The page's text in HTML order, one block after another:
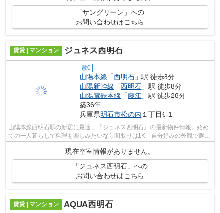
「サングリーン」への
お問い合わせはこちら
賃貸 | マンション ジュネス西明石
敷0
山陽本線 「西明石 」駅 徒歩8分
山陽新幹線 「西明石 」駅 徒歩8分
山陽電鉄本線 「藤江 」駅 徒歩28分
築36年
兵庫県明石市松の内 １丁目6-1
山陽本線西明石駅の新居に最適、『ジュネス西明石』の最新物件情報。始め
ての一人暮らしで料理も楽しみたいなら間取りは1K。自分好みの外観で選び
たい方、鉄筋コンクリート構造がベス...
現在空室情報がありません。
「ジュネス西明石」への
お問い合わせはこちら
賃貸 | マンション AQUA西明石